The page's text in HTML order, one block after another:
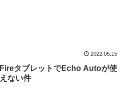
2022.05.15
FireタブレットでEcho Autoが使
えない件